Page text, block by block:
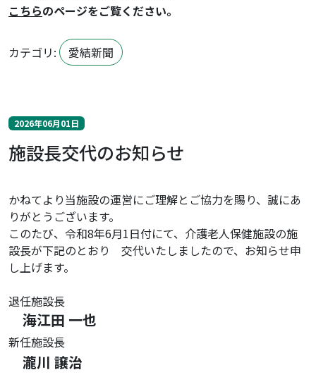
こちらのページをご覧ください。
カテゴリ: 愛結新聞
2026年06月01日
施設長交代のお知らせ
かねてより当施設の運営にご理解とご協力を賜り、誠にあ
りがとうございます。
このたび、令和8年6月1日付にて、介護老人保健施設の施
設長が下記のとおり 交代いたしましたので、お知らせ申
し上げます。
退任施設長
海江田 一也
新任施設長
瀧川 譲治